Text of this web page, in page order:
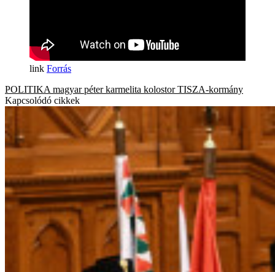
Forrás
POLITIKA magyar péter karmelita kolostor TISZA-kormány
Kapcsolódó cikkek